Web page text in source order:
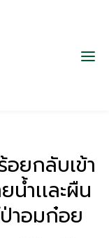
ยกลับเข้า
ำเเละผืน
าอมก๋อย